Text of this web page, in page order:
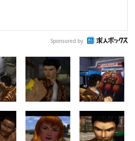
Sponsored by